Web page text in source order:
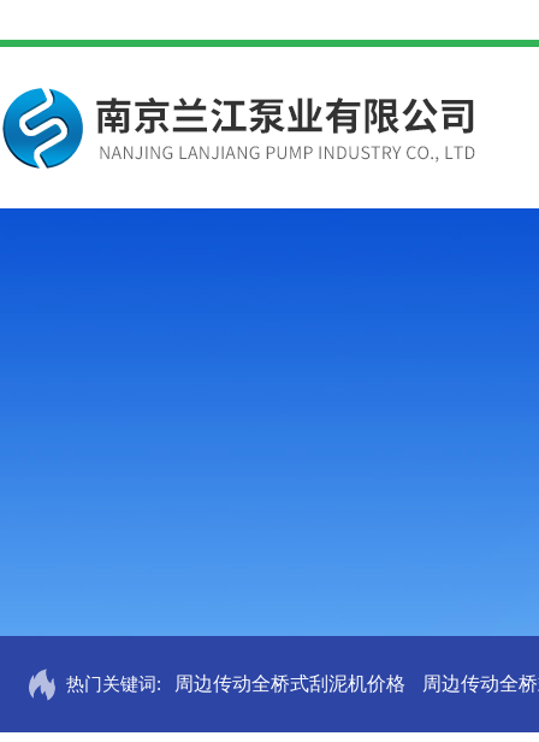
热门关键词: 周边传动全桥式刮泥机价格 周边传动全